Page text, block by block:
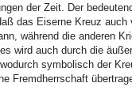
der Zeit. Der
das Eiserne Kreuz auch
während die anderen
wird auch durch die
symbolisch der
Fremdherrschaft